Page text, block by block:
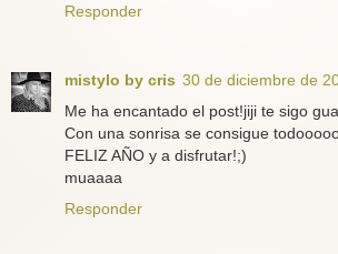
Responder
mistylo by cris 30 de diciembre de
Me ha encantado el post!jiji te sigo
Con una sonrisa se consigue
FELIZ AÑO y a disfrutar!;)
muaaaa
Responder